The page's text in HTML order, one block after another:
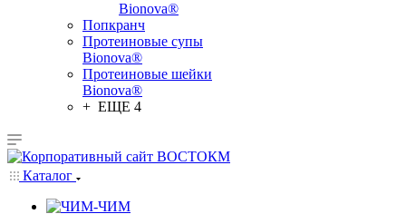
Bionova®
Попкранч
Протеиновые супы
Bionova®
Протеиновые шейки
Bionova®
+ ЕЩЕ 4
Каталог